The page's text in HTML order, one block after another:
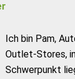
Ich bin Pam,
Outlet-Stores,
Schwerpunkt